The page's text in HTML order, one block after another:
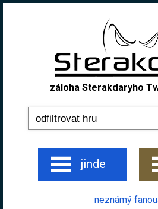
záloha Sterakdaryho
jinde
neznámý